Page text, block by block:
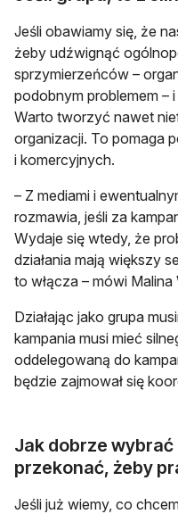
Jeśli obawiamy się, że
żeby udźwignąć
sprzymierzeńców –
podobnym problemem –
Warto tworzyć nawet
organizacji. To pomaga
i komercyjnych.
– Z mediami i
rozmawia, jeśli za
Wydaje się wtedy, że
działania mają większy
to włącza – mówi
Działając jako grupa
kampania musi mieć
oddelegowaną do
będzie zajmował się
Jak dobrze wybrać
przekonać, żeby
Jeśli już wiemy, co